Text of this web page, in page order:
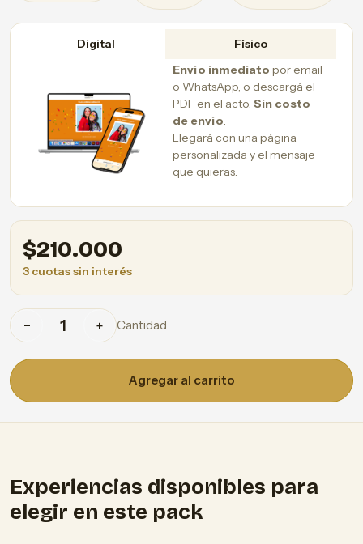
Digital
Físico
Envío inmediato por email
o WhatsApp, o descargá el
PDF en el acto. Sin costo
de envío.
Llegará con una página
personalizada y el mensaje
que quieras.
$210.000
3 cuotas sin interés
− + Cantidad
Agregar al carrito
Experiencias disponibles para
elegir en este pack